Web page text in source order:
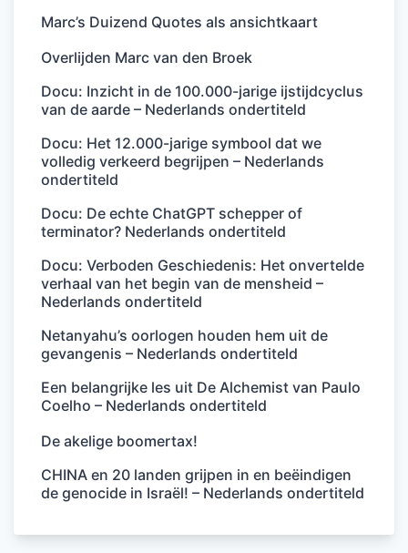
Marc’s Duizend Quotes als ansichtkaart
Overlijden Marc van den Broek
Docu: Inzicht in de 100.000-jarige ijstijdcyclus
van de aarde – Nederlands ondertiteld
Docu: Het 12.000-jarige symbool dat we
volledig verkeerd begrijpen – Nederlands
ondertiteld
Docu: De echte ChatGPT schepper of
terminator? Nederlands ondertiteld
Docu: Verboden Geschiedenis: Het onvertelde
verhaal van het begin van de mensheid –
Nederlands ondertiteld
Netanyahu’s oorlogen houden hem uit de
gevangenis – Nederlands ondertiteld
Een belangrijke les uit De Alchemist van Paulo
Coelho – Nederlands ondertiteld
De akelige boomertax!
CHINA en 20 landen grijpen in en beëindigen
de genocide in Israël! – Nederlands ondertiteld